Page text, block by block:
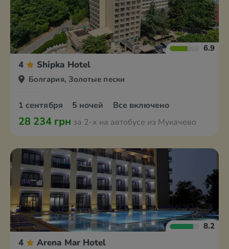
6.9
4 Shipka Hotel
Болгария, Золотые пески
1 сентября 5 ночей Все включено
28 234 грн за 2-х на автобусе из Мукачево
8.2
4 Arena Mar Hotel